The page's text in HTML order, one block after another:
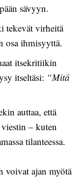
sävyyn.
tekevät virheitä
osa ihmisyyttä.
itsekritiikin
itseltäsi: “Mitä
auttaa, että
– kuten
tilanteessa.
voivat ajan myötä